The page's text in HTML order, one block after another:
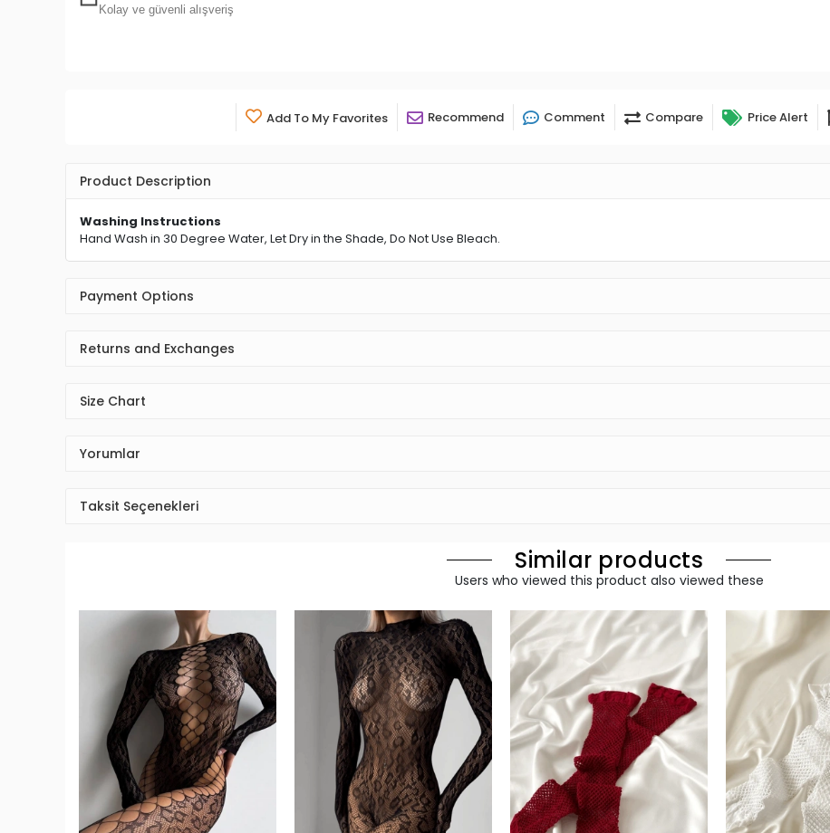
Kolay ve güvenli alışveriş
Add To My Favorites Recommend Comment Compare Price Alert
Product Description
Washing Instructions
Hand Wash in 30 Degree Water, Let Dry in the Shade, Do Not Use Bleach.
Payment Options
Returns and Exchanges
Size Chart
Yorumlar
Taksit Seçenekleri
Similar products
Users who viewed this product also viewed these